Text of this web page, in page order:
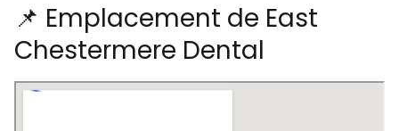
📌 Emplacement de East
Chestermere Dental